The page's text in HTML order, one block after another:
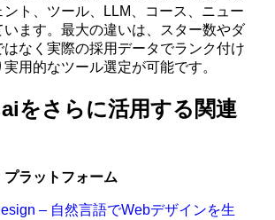
ント、ツール、LLM、コース、ニュー
います。最大の違いは、スター数やダ
はなく実際の採用データでランク付け
用的なツール選定が可能です。
をさらに活用する関連
ラットフォーム
– 自然言語でWebデザインを生